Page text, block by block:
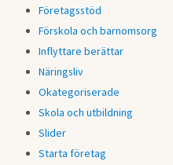
Företagsstöd
Förskola och barnomsorg
Inflyttare berättar
Näringsliv
Okategoriserade
Skola och utbildning
Slider
Starta företag